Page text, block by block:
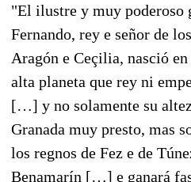
"El ilustre y muy poderoso
Fernando, rey e señor de
Aragón e Ceçilia, nasció
alta planeta que rey ni
[…] y no solamente su
Granada muy presto, mas
los regnos de Fez e de
Benamarín […] e ganará